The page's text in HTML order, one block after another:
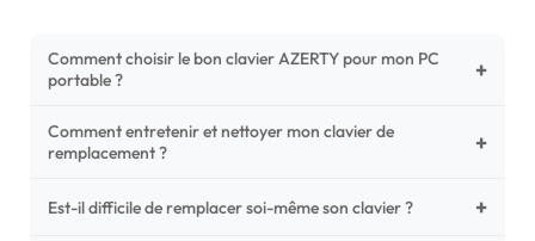
Comment choisir le bon clavier AZERTY pour mon PC
portable ?
+
Pour ne pas vous tromper, vérifiez trois points critiques sur
votre clavier d'origine : la disposition (AZERTY Français), la
photos HD) et l'emplacement des fixations (vis ou clips) au
Comment entretenir et nettoyer mon clavier de
remplacement ?
+
Un entretien régulier prolonge la vie de vos touches.
Est-il difficile de remplacer soi-même son clavier ? +